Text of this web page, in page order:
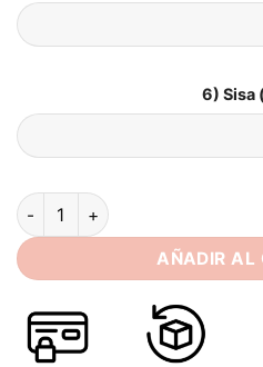
6) Sisa
Vestidos de Novia Boho
AÑADIR AL